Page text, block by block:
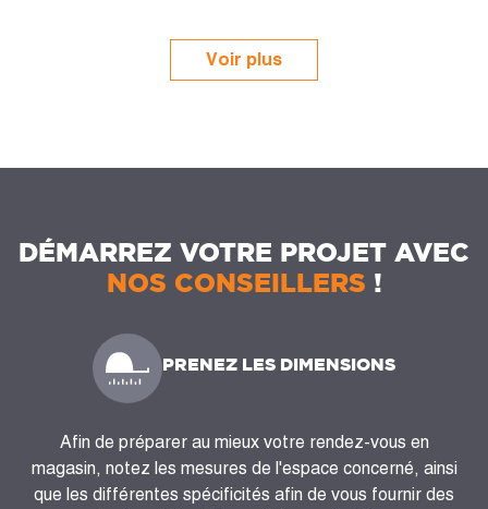
Voir plus
DÉMARREZ VOTRE PROJET AVEC
NOS CONSEILLERS !
PRENEZ LES DIMENSIONS
Afin de préparer au mieux votre rendez-vous en
magasin, notez les mesures de l'espace concerné, ainsi
que les différentes spécificités afin de vous fournir des